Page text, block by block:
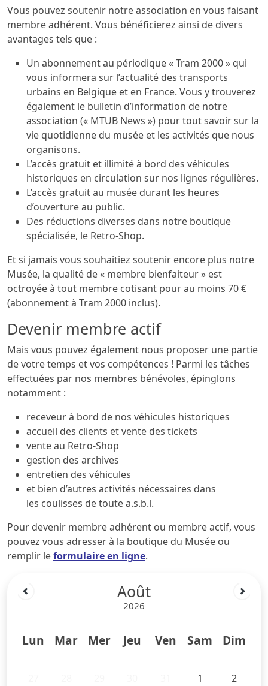
Vous pouvez soutenir notre association en vous faisant
membre adhérent. Vous bénéficierez ainsi de divers
avantages tels que :
Un abonnement au périodique « Tram 2000 » qui
vous informera sur l’actualité des transports
urbains en Belgique et en France. Vous y trouverez
également le bulletin d’information de notre
association (« MTUB News ») pour tout savoir sur la
vie quotidienne du musée et les activités que nous
organisons.
L’accès gratuit et illimité à bord des véhicules
historiques en circulation sur nos lignes régulières.
L’accès gratuit au musée durant les heures
d’ouverture au public.
Des réductions diverses dans notre boutique
spécialisée, le Retro-Shop.
Et si jamais vous souhaitiez soutenir encore plus notre
Musée, la qualité de « membre bienfaiteur » est
octroyée à tout membre cotisant pour au moins 70 €
(abonnement à Tram 2000 inclus).
Devenir membre actif
Mais vous pouvez également nous proposer une partie
de votre temps et vos compétences ! Parmi les tâches
effectuées par nos membres bénévoles, épinglons
notamment :
receveur à bord de nos véhicules historiques
accueil des clients et vente des tickets
vente au Retro-Shop
gestion des archives
entretien des véhicules
et bien d’autres activités nécessaires dans
les coulisses de toute a.s.b.l.
Pour devenir membre adhérent ou membre actif, vous
pouvez vous adresser à la boutique du Musée ou
remplir leformulaire en ligne.
Août
2026
Lun Mar Mer Jeu Ven Sam Dim
1 2